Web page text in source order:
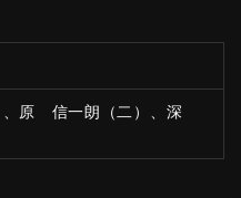
原 信一朗（二）、深